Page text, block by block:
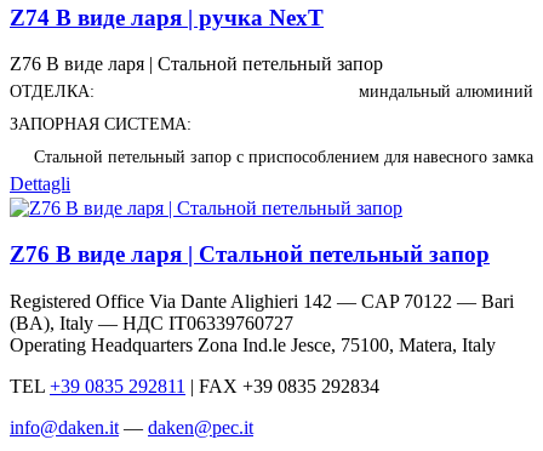
Z74 В виде ларя | ручка NexT
Z76 В виде ларя | Стальной петельный запор
ОТДЕЛКА:
миндальный алюминий
ЗАПОРНАЯ СИСТЕМА:
Стальной петельный запор с приспособлением для навесного замка
Dettagli
Z76 В виде ларя | Стальной петельный запор
Registered Office Via Dante Alighieri 142 — CAP 70122 — Bari
(BA), Italy — НДС IT06339760727
Operating Headquarters Zona Ind.le Jesce, 75100, Matera, Italy
TEL +39 0835 292811 | FAX +39 0835 292834
info@daken.it — daken@pec.it